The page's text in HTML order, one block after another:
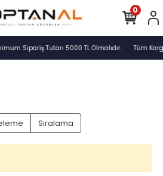
Sipariş Tutarı 5000 TL Olmalıdır. Tüm
0
Sıralama